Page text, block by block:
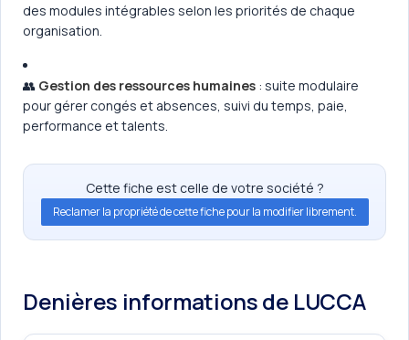
des modules intégrables selon les priorités de chaque
organisation.
👥 Gestion des ressources humaines : suite modulaire
pour gérer congés et absences, suivi du temps, paie,
performance et talents.
Cette fiche est celle de votre société ?
Reclamer la propriété de cette fiche pour la modifier librement.
Denières informations de LUCCA